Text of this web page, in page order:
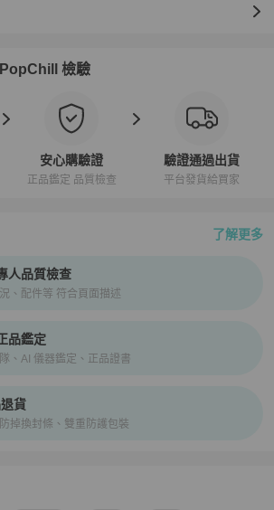
檢驗
安心購驗證
正品鑑定 品質檢查
驗證通過出貨
平台發貨給買家
了解更多
驗證、安心購檢驗流程介紹
人品質檢查
、配件等 符合頁面描述
品鑑定
、AI 儀器鑑定、正品證書
貨
掉換封條、雙重防護包裝